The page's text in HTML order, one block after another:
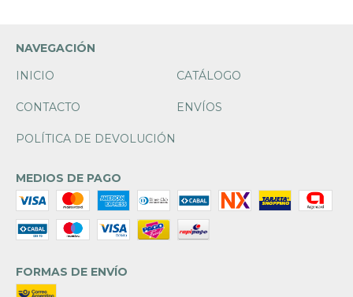
NAVEGACIÓN
INICIO
CATÁLOGO
CONTACTO ENVÍOS
POLÍTICA DE DEVOLUCIÓN
MEDIOS DE PAGO
FORMAS DE ENVÍO